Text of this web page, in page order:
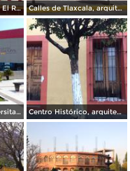
Plaza de Toros Jorge El Ranchero Aguilar y Torre Campanario del ex-convento del siglo XVI. Julio/2017 Calles de Tlaxcala, arquitectura. Julio/2017
Centro Cultural Universitario. Junio/2017 Centro Histórico, arquitectura. Mayo/2017